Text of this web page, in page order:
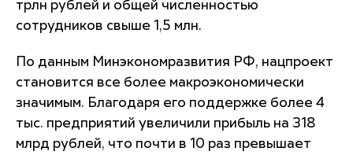
трлн рублей и общей численностью
сотрудников свыше 1,5 млн.
По данным Минэкономразвития РФ, нацпроект
становится все более макроэкономически
значимым. Благодаря его поддержке более 4
тыс. предприятий увеличили прибыль на 318
млрд рублей, что почти в 10 раз превышает